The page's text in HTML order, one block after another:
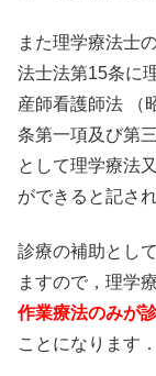
また理学療法士
法士法第15条に
産師看護師法 （
条第一項及び第
として理学療法
ができると記さ
診療の補助とし
ますので，理学
作業療法のみが
ことになります．